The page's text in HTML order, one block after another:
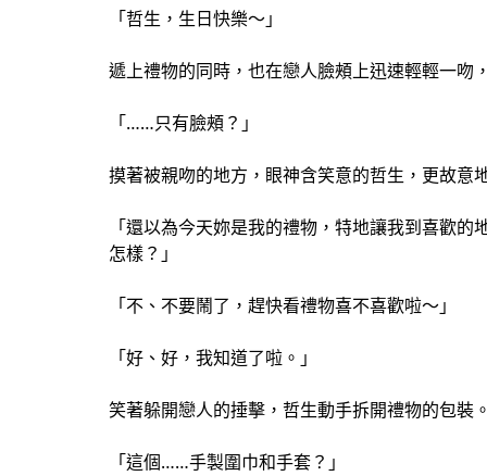
「哲生，生日快樂～」
遞上禮物的同時，也在戀人臉頰上迅速輕輕一吻
「……只有臉頰？」
摸著被親吻的地方，眼神含笑意的哲生，更故意
「還以為今天妳是我的禮物，特地讓我到喜歡
怎樣？」
「不、不要鬧了，趕快看禮物喜不喜歡啦～」
「好、好，我知道了啦。」
笑著躲開戀人的捶擊，哲生動手拆開禮物的包裝。
「這個……手製圍巾和手套？」